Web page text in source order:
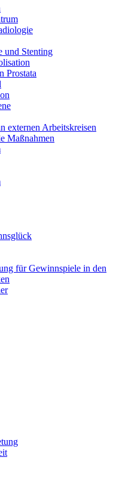
und Stenting
Prostata
externen Arbeitskreisen
Maßnahmen
für Gewinnspiele in den